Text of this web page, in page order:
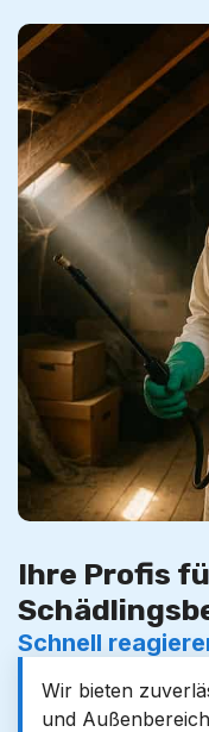
Ihre Profis
Schnell
Wir bieten
und